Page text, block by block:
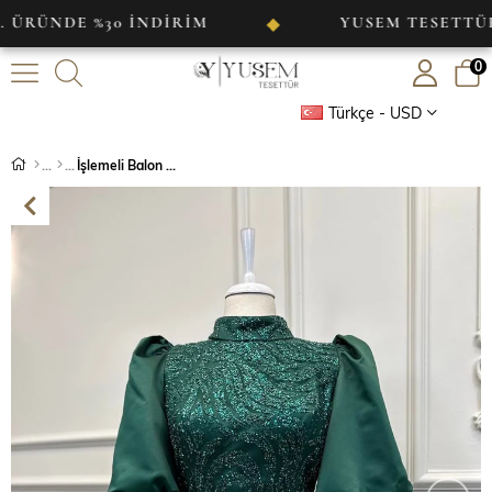
%30 İNDİRİM ◆ YUSEM TESETTÜR
Türkçe - USD
0
İşlemeli Balon Kol Abiye Zümrüt